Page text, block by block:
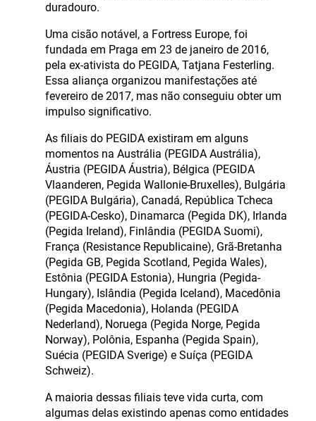
duradouro.
Uma cisão notável, a Fortress Europe, foi
fundada em Praga em 23 de janeiro de 2016,
pela ex-ativista do PEGIDA, Tatjana Festerling.
Essa aliança organizou manifestações até
fevereiro de 2017, mas não conseguiu obter um
impulso significativo.
As filiais do PEGIDA existiram em alguns
momentos na Austrália (PEGIDA Austrália),
Áustria (PEGIDA Áustria), Bélgica (PEGIDA
Vlaanderen, Pegida Wallonie-Bruxelles), Bulgária
(PEGIDA Bulgária), Canadá, República Tcheca
(PEGIDA-Cesko), Dinamarca (Pegida DK), Irlanda
(Pegida Ireland), Finlândia (PEGIDA Suomi),
França (Resistance Republicaine), Grã-Bretanha
(Pegida GB, Pegida Scotland, Pegida Wales),
Estônia (PEGIDA Estonia), Hungria (Pegida-
Hungary), Islândia (Pegida Iceland), Macedônia
(Pegida Macedonia), Holanda (PEGIDA
Nederland), Noruega (Pegida Norge, Pegida
Norway), Polônia, Espanha (Pegida Spain),
Suécia (PEGIDA Sverige) e Suíça (PEGIDA
Schweiz).
A maioria dessas filiais teve vida curta, com
algumas delas existindo apenas como entidades